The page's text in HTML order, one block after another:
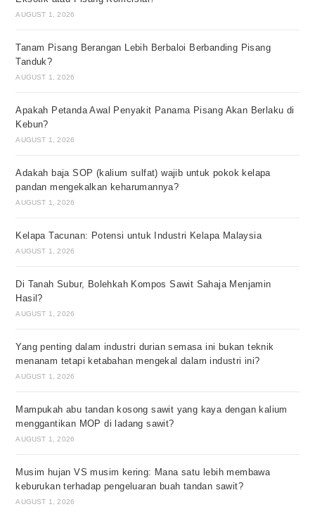
AUGUST 1, 2026
Tanam Pisang Berangan Lebih Berbaloi Berbanding Pisang
Tanduk?
AUGUST 1, 2026
Apakah Petanda Awal Penyakit Panama Pisang Akan Berlaku di
Kebun?
AUGUST 1, 2026
Adakah baja SOP (kalium sulfat) wajib untuk pokok kelapa
pandan mengekalkan keharumannya?
AUGUST 1, 2026
Kelapa Tacunan: Potensi untuk Industri Kelapa Malaysia
AUGUST 1, 2026
Di Tanah Subur, Bolehkah Kompos Sawit Sahaja Menjamin
Hasil?
AUGUST 1, 2026
Yang penting dalam industri durian semasa ini bukan teknik
menanam tetapi ketabahan mengekal dalam industri ini?
AUGUST 1, 2026
Mampukah abu tandan kosong sawit yang kaya dengan kalium
menggantikan MOP di ladang sawit?
AUGUST 1, 2026
Musim hujan VS musim kering: Mana satu lebih membawa
keburukan terhadap pengeluaran buah tandan sawit?
AUGUST 1, 2026